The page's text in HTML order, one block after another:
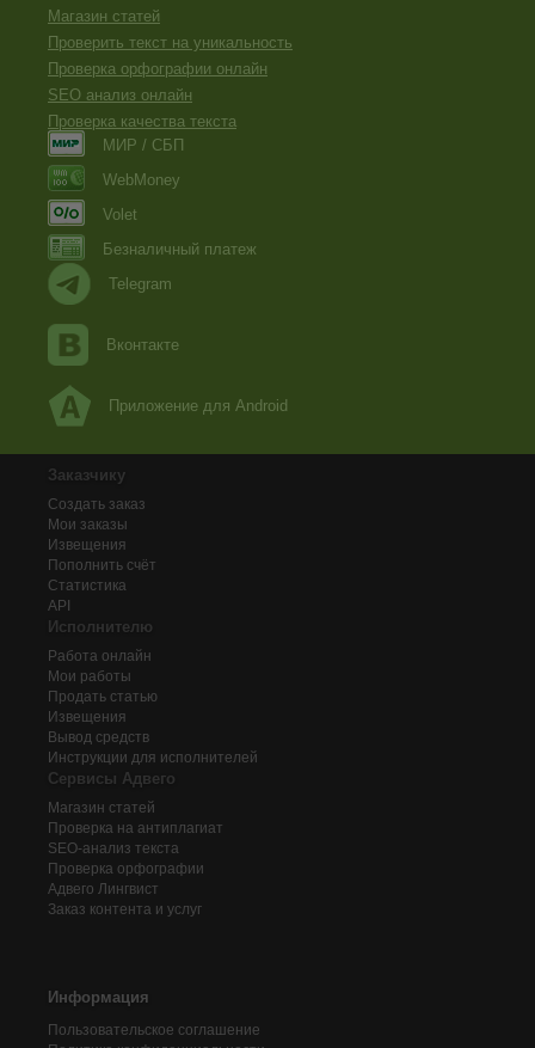
Магазин статей
Проверить текст на уникальность
Проверка орфографии онлайн
SEO анализ онлайн
Проверка качества текста
МИР / СБП
WebMoney
Volet
Безналичный платеж
Telegram
Вконтакте
Приложение для Android
Заказчику
Создать заказ
Мои заказы
Извещения
Пополнить счёт
Статистика
API
Исполнителю
Работа онлайн
Мои работы
Продать статью
Извещения
Вывод средств
Инструкции для исполнителей
Сервисы Адвего
Магазин статей
Проверка на антиплагиат
SEO-анализ текста
Проверка орфографии
Адвего Лингвист
Заказ контента и услуг
Информация
Пользовательское соглашение